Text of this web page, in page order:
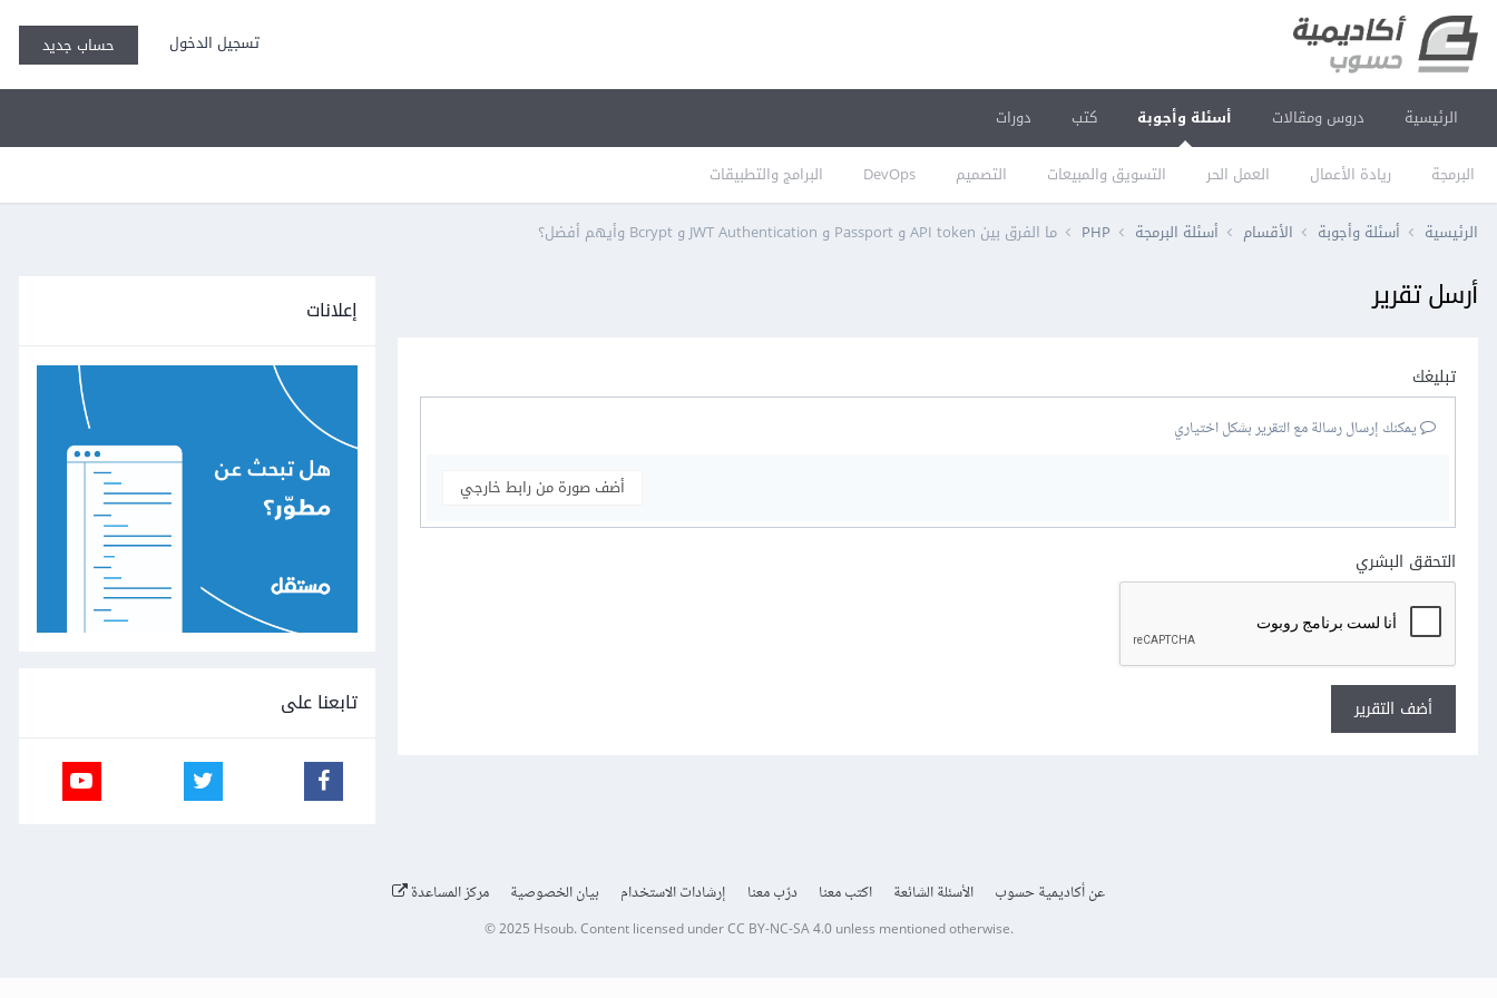
تسجيل الدخول حساب جديد
الرئيسية دروس ومقالات أسئلة وأجوبة
البرمجة ريادة الأعمال العمل الحر التسويق والمبيعات التصميم DevOps البرامج والتطبيقات
كتب دورات
الرئيسية أسئلة وأجوبة الأقسام أسئلة البرمجة PHP ما الفرق بين API token و Passport و JWT Authentication و Bcrypt وأيهم أفضل؟
أرسل تقرير
تبليغك
يمكنك إرسال رسالة مع التقرير بشكل اختياري
أضف صورة من رابط خارجي
التحقق البشري
أضف التقرير
إعلانات
تابعنا على
عن أكاديمية حسوب الأسئلة الشائعة اكتب معنا درّب معنا إرشادات الاستخدام بيان الخصوصية مركز المساعدة
© 2025 Hsoub.Content licensed underCC BY-NC-SA 4.0unless mentioned otherwise.